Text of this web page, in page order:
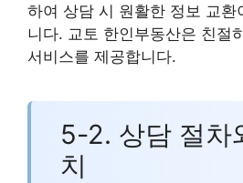
하여 상담 시 원활한 정보 교환
니다. 교토 한인부동산은 친절
서비스를 제공합니다.
5-2. 상담 절차
치